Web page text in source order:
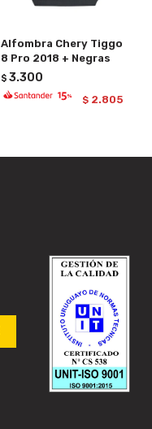
Alfombra Chery Tiggo
8 Pro 2018 + Negras
$ 3.300
$ 2.805